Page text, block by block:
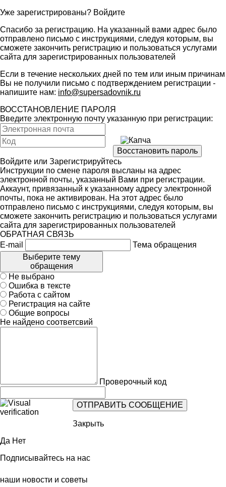
Уже зарегистрированы? Войдите
Спасибо за регистрацию. На указанный вами адрес было
отправлено письмо с инструкциями, следуя которым, вы
сможете закончить регистрацию и пользоваться услугами
сайта для зарегистрированных пользователей
Если в течение нескольких дней по тем или иным причинам
Вы не получили письмо с подтверждением регистрации -
напишите нам: info@supersadovnik.ru
ВОССТАНОВЛЕНИЕ ПАРОЛЯ
Введите электронную почту указанную при регистрации:
Войдите или Зарегистрируйтесь
Инструкции по смене пароля высланы на адрес
электронной почты, указанный Вами при регистрации.
Аккаунт, привязанный к указанному адресу электронной
почты, пока не активирован. На этот адрес было
отправлено письмо с инструкциями, следуя которым, вы
сможете закончить регистрацию и пользоваться услугами
сайта для зарегистрированных пользователей
ОБРАТНАЯ СВЯЗЬ
E-mail
Тема обращения
Выберите тему
обращения
Не выбрано
Ошибка в тексте
Работа с сайтом
Регистрация на сайте
Общие вопросы
Не найдено соответсвий
Проверочный код
Закрыть
Да Нет
Подписывайтесь на нас
наши новости и советы